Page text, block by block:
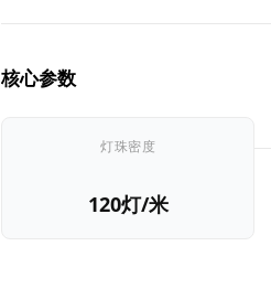
核心参数
灯珠密度
120灯/米